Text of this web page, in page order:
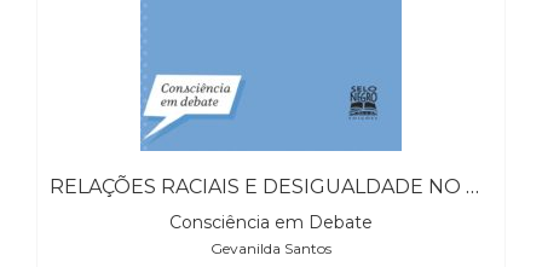
RELAÇÕES RACIAIS E DESIGUALDADE NO BRASIL
Consciência em Debate
Gevanilda Santos